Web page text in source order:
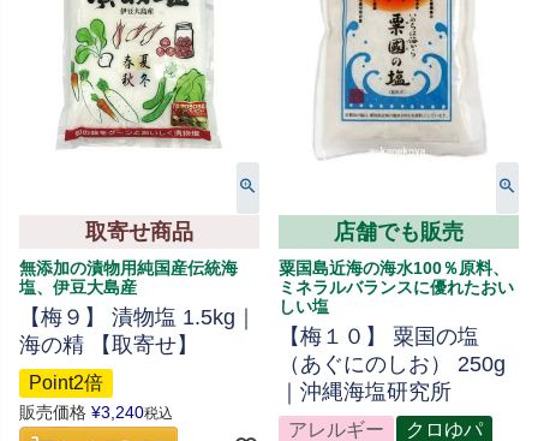
取寄せ商品
無添加の漬物用純国産伝統海
塩、伊豆大島産
【梅９】 漬物塩 1.5kg｜
海の精 【取寄せ】
Point2倍
販売価格 ¥3,240税込
店舗でも販売
粟国島近海の海水100％原料、
ミネラルバランスに優れたおい
しい塩
【梅１０】 粟国の塩
（あぐにのしお） 250g
｜沖縄海塩研究所
アレルギー クロゆパ